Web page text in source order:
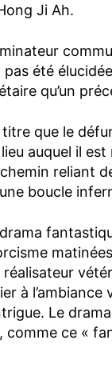
Ji Ah.
pas été
qu’un
que le
auquel il
reliant
boucle
réalisateur
à
Le
comme ce «